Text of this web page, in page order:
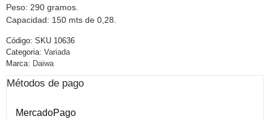
Peso: 290 gramos.
Capacidad: 150 mts de 0,28.
Código: SKU 10636
Categoria: Variada
Marca: Daiwa
Métodos de pago
MercadoPago